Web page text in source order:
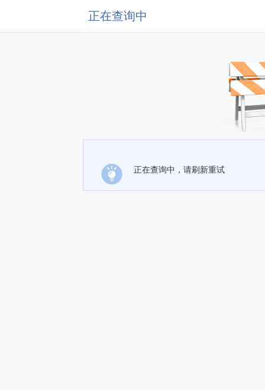
正在查询中
正在查询中，请刷新重试